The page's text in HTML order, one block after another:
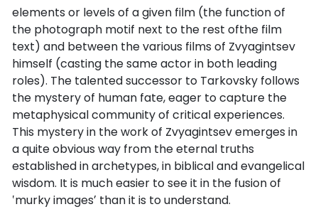
elements or levels of a given film (the function of
the photograph motif next to the rest ofthe film
text) and between the various films of Zvyagintsev
himself (casting the same actor in both leading
roles). The talented successor to Tarkovsky follows
the mystery of human fate, eager to capture the
metaphysical community of critical experiences.
This mystery in the work of Zvyagintsev emerges in
a quite obvious way from the eternal truths
established in archetypes, in biblical and evangelical
wisdom. It is much easier to see it in the fusion of
‛murky imagesʼ than it is to understand.